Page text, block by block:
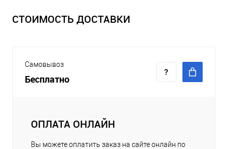
СТОИМОСТЬ ДОСТАВКИ
Самовывоз
Бесплатно
ОПЛАТА ОНЛАЙН
Вы можете оплатить заказ на сайте онлайн по